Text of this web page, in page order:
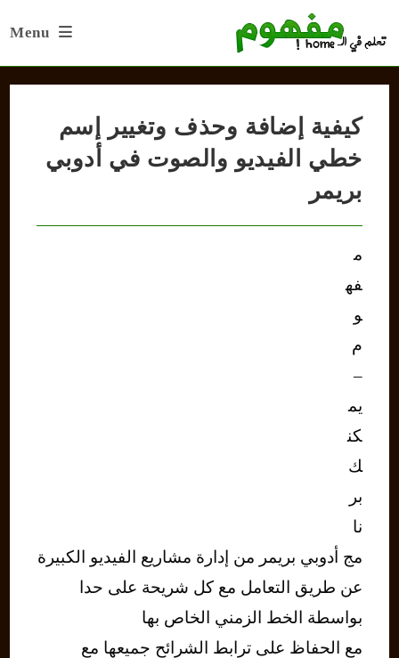
Menu
كيفية إضافة وحذف وتغيير إسم
خطي الفيديو والصوت في أدوبي
بريمر
م
فه
و
م
–
يم
كن
ك
بر
نا
مج أدوبي بريمر من إدارة مشاريع الفيديو الكبيرة
عن طريق التعامل مع كل شريحة على حدا
بواسطة الخط الزمني الخاص بها
مع الحفاظ على ترابط الشرائح جميعها مع